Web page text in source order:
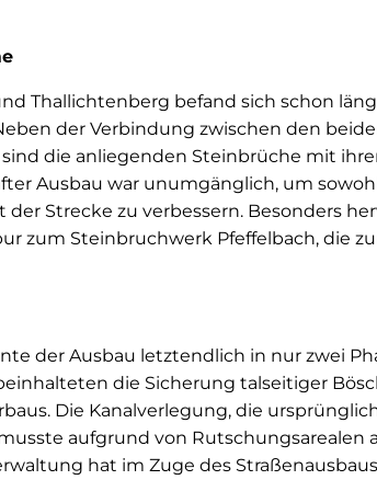
Thallichtenberg befand sich schon
der Verbindung zwischen den
die anliegenden Steinbrüche mit
Ausbau war unumgänglich, um
Strecke zu verbessern. Besonders
zum Steinbruchwerk Pfeffelbach, die
der Ausbau letztendlich in nur zwei
die Sicherung talseitiger
Die Kanalverlegung, die
aufgrund von Rutschungsarealen
hat im Zuge des